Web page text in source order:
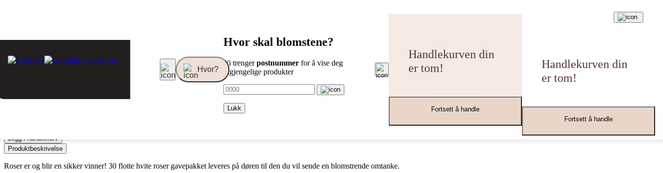
Hvor?
Hvor skal blomstene?
Vi trengerpostnummer for å vise deg
tilgjengelige produkter
Lukk
Handlekurven din
er tom!
Fortsett å handle
Handlekurven din
er tom!
Fortsett å handle
Legg i handlekurv
Produktbeskrivelse
Roser er og blir en sikker vinner! 30 flotte hvite roser gavepakket leveres på døren til den du vil sende en blomstrende omtanke.